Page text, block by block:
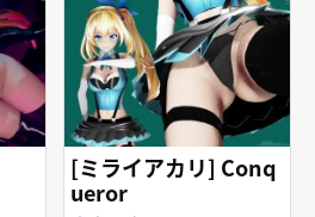
[ミライアカリ] Conq
ueror